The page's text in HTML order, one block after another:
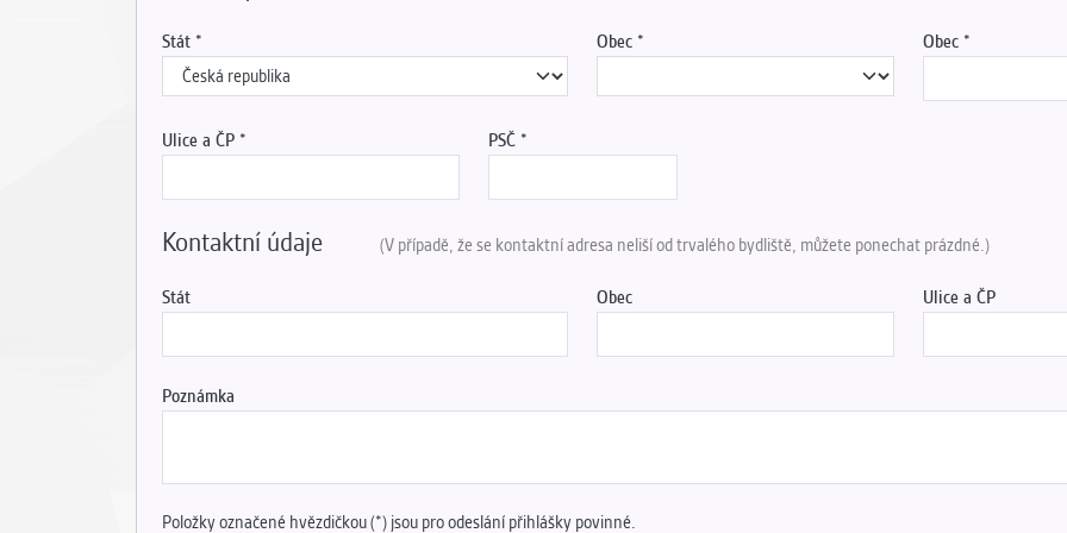
Stát Obec Obec
Ulice a ČP PSČ
Kontaktní údaje (V případě, že se kontaktní adresa neliší od trvalého bydliště, můžete ponechat prázdné.)
Stát Obec Ulice a ČP
Poznámka
Položky označené hvězdičkou (*) jsou pro odeslání přihlášky povinné.